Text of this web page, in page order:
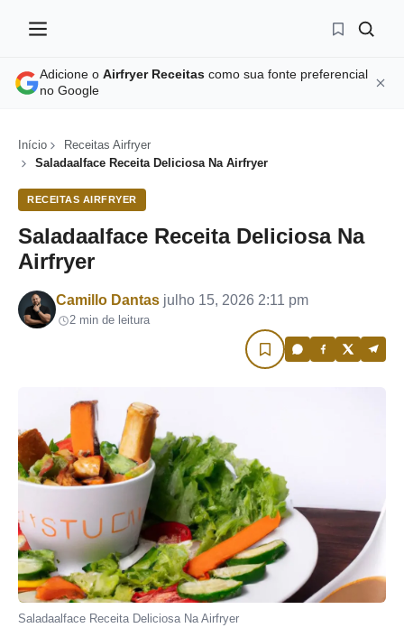
Adicione o Airfryer Receitas como sua fonte preferencial
no Google
Início
Receitas Airfryer
Saladaalface Receita Deliciosa Na Airfryer
RECEITAS AIRFRYER
Saladaalface Receita Deliciosa Na
Airfryer
Por
Camillo Dantas julho 15, 2026 2:11 pm
2 min de leitura
Saladaalface Receita Deliciosa Na Airfryer